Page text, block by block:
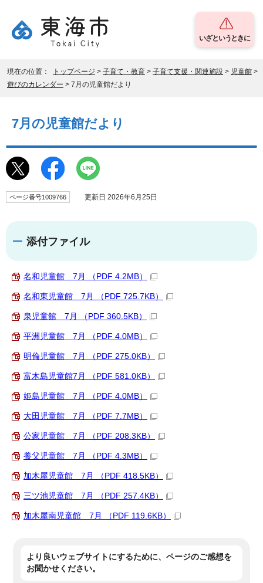
いざというときに
現在の位置： トップページ > 子育て・教育 > 子育て支援・関連施設 > 児童館 >
遊びのカレンダー > 7月の児童館だより
7月の児童館だより
ページ番号1009766 更新日 2026年6月25日
添付ファイル
名和児童館 7月 （PDF 4.2MB）
名和東児童館 7月 （PDF 725.7KB）
泉児童館 7月 （PDF 360.5KB）
平洲児童館 7月 （PDF 4.0MB）
明倫児童館 7月 （PDF 275.0KB）
富木島児童館7月 （PDF 581.0KB）
姫島児童館 7月 （PDF 4.0MB）
大田児童館 7月 （PDF 7.7MB）
公家児童館 7月 （PDF 208.3KB）
養父児童館 7月 （PDF 4.3MB）
加木屋児童館 7月 （PDF 418.5KB）
三ツ池児童館 7月 （PDF 257.4KB）
加木屋南児童館 7月 （PDF 119.6KB）
より良いウェブサイトにするために、ページのご感想を
お聞かせください。